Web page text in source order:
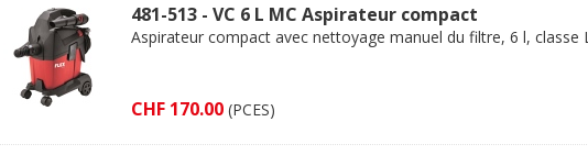
481-513 - VC 6 L MC Aspirateur compact
Aspirateur compact avec nettoyage manuel du filtre, 6 l, classe L
CHF 170.00 (PCES)